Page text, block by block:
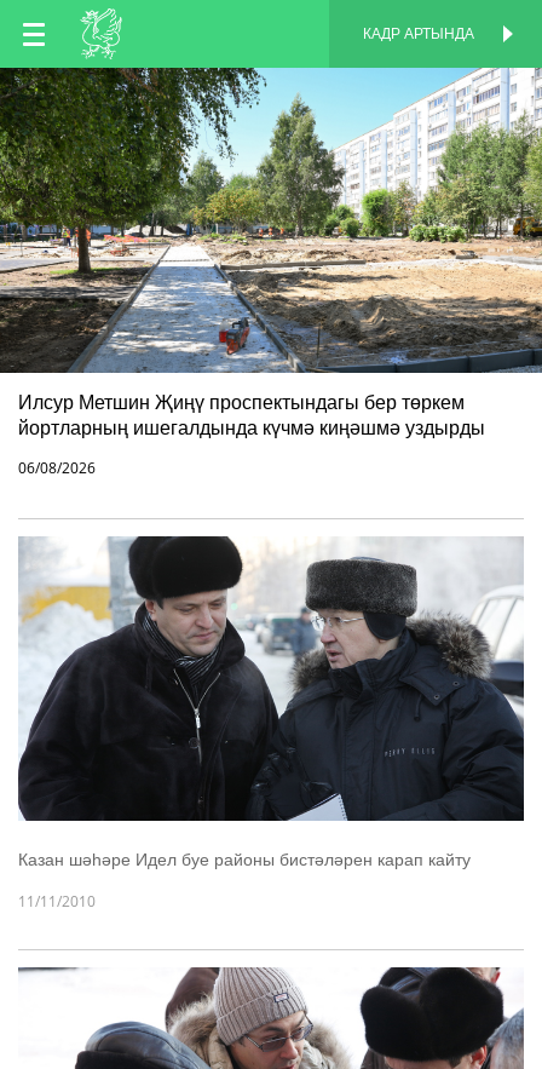
TT
EN
RU
КАДР АРТЫНДА
Илсур Метшин Җиңү проспектындагы бер төркем
йортларның ишегалдында күчмә киңәшмә уздырды
06/08/2026
Казан шәһәре Идел буе районы бистәләрен карап кайту
11/11/2010
КАДР АРТЫНДА